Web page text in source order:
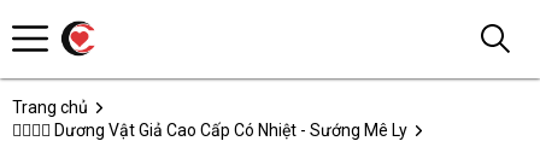
Trang chủ
👩‍❤️‍💋‍👨 Dương Vật Giả Cao Cấp Có Nhiệt - Sướng Mê Ly